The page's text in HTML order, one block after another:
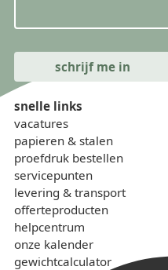
snelle links
vacatures
papieren & stalen
proefdruk bestellen
servicepunten
levering & transport
offerteproducten
helpcentrum
onze kalender
gewichtcalculator